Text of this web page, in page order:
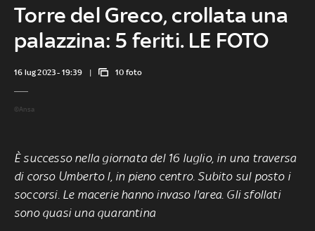
Torre del Greco, crollata una
palazzina: 5 feriti. LE FOTO
16 lug 2023 - 19:39 10 foto
©Ansa
È successo nella giornata del 16 luglio, in una traversa
di corso Umberto I, in pieno centro. Subito sul posto i
soccorsi. Le macerie hanno invaso l'area. Gli sfollati
sono quasi una quarantina